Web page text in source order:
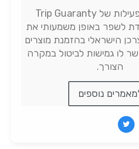
אנו רואים בפעילות של Trip Guaranty
לשפר באופן משמעותי את
הישראלי בהזמנת מוצרים
לו גמישות לביטול במקרה
הצורך.
נוספים